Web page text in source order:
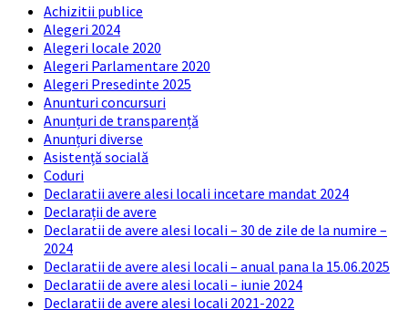
Achizitii publice
Alegeri 2024
Alegeri locale 2020
Alegeri Parlamentare 2020
Alegeri Presedinte 2025
Anunturi concursuri
Anunțuri de transparență
Anunțuri diverse
Asistență socială
Coduri
Declaratii avere alesi locali incetare mandat 2024
Declarații de avere
Declaratii de avere alesi locali – 30 de zile de la numire –
2024
Declaratii de avere alesi locali – anual pana la 15.06.2025
Declaratii de avere alesi locali – iunie 2024
Declaratii de avere alesi locali 2021-2022